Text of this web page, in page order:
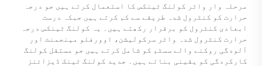
مرحلہ وار واٹر کولنگ ٹینکس کا استعمال کرتے ہیں جو درجہ
حرارت کو کنٹرول شدہ طریقے سے کم کرتے ہیں جبکہ درست
ابعادی کنٹرول کو برقرار رکھتے ہیں۔ یہ کولنگ ٹینکس درجہ
حرارت کنٹرول شدہ واٹر سرکولیشن، اوورفلو مینجمنٹ اور
آلودگی روکنے والے سسٹم کو شامل کرتے ہیں جو مستقل کولنگ
کارکردگی کو یقینی بناتے ہیں۔ جدید کولنگ ٹینک ڈیزائنز